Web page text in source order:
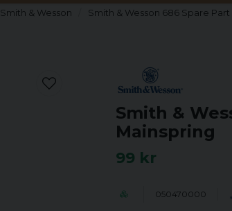
Smith & Wesson Smith & Wesson 686 Spare
Smith &
Mainspring
99 kr
050470000